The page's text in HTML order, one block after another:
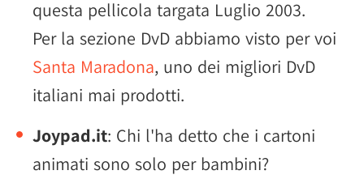
questa pellicola targata Luglio 2003.
Per la sezione DvD abbiamo visto per voi
Santa Maradona, uno dei migliori DvD
italiani mai prodotti.
Joypad.it: Chi l'ha detto che i cartoni
animati sono solo per bambini?